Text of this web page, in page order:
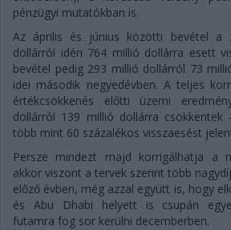
pénzügyi mutatókban is.
Az április és június közötti bevétel a
dollárról idén 764 millió dollárra esett
bevétel pedig 293 millió dollárról 73
idei második negyedévben. A teljes
értékcsökkenés előtti üzemi
dollárról 139 millió dollárra csökkentek
több mint 60 százalékos visszaesést
Persze mindezt majd korrigálhatja a
akkor viszont a tervek szerint több
előző évben, még azzal együtt is, hogy
és Abu Dhabi helyett is csupán
futamra fog sor kerülni decemberben.